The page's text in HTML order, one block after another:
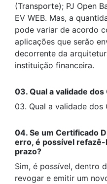
(Transporte); PJ Open
EV WEB. Mas, a
pode variar de acordo
aplicações que serão
decorrente da
instituição financeira.
03. Qual a validade
03. Qual a validade
04. Se um Certificado
erro, é possível refazê-
prazo?
Sim, é possível, dentro
revogar e emitir um